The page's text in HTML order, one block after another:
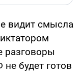
видит смысла
будет готов